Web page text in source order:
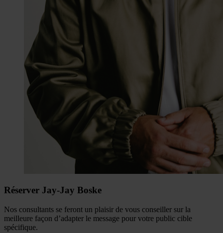
Réserver Jay-Jay Boske
Nos consultants se feront un plaisir de vous conseiller sur la
meilleure façon d’adapter le message pour votre public cible
spécifique.